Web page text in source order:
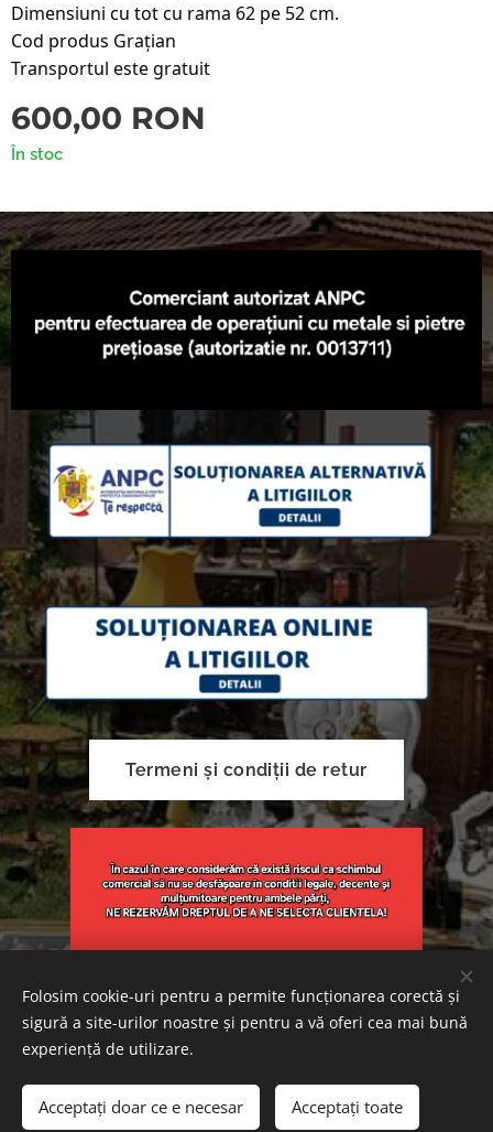
Dimensiuni cu tot cu rama 62 pe 52 cm.
Cod produs Grațian
Transportul este gratuit
600,00 RON
În stoc
Adăugați în coș
Termeni și condiții de retur
Creat cuWebnode Cookie-uri
Folosim cookie-uri pentru a permite funcționarea corectă și
sigură a site-urilor noastre și pentru a vă oferi cea mai bună
experiență de utilizare.
Acceptați doar ce e necesar Acceptați toate